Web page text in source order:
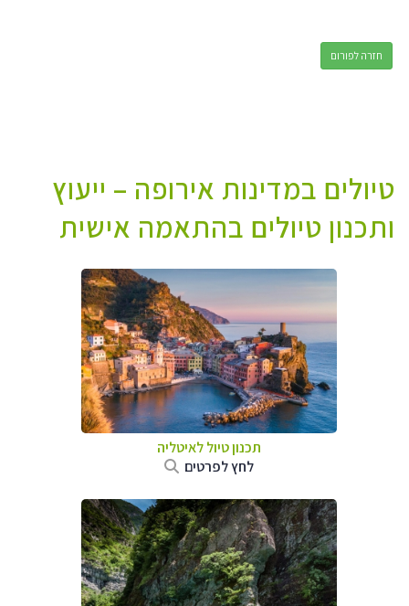
חזרה לפורום
טיולים במדינות אירופה – ייעוץ
ותכנון טיולים בהתאמה אישית
תכנון טיול לאיטליה
לחץ לפרטים